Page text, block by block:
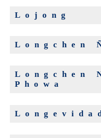
Lojong
Longchen
Longchen
Phowa